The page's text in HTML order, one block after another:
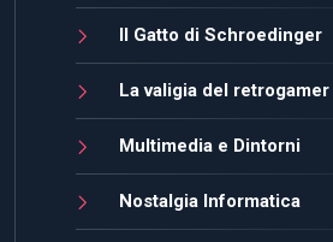
Il Gatto di Schroedinger
La valigia del retrogamer
Multimedia e Dintorni
Nostalgia Informatica